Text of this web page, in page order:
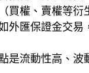
（買權、賣權等衍
如外匯保證金交易
是流動性高、波